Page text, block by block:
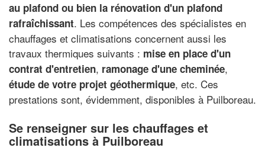
au plafond ou bien la rénovation d'un plafond
rafraîchissant. Les compétences des spécialistes en
chauffages et climatisations concernent aussi les
travaux thermiques suivants : mise en place d'un
contrat d'entretien, ramonage d'une cheminée,
étude de votre projet géothermique, etc. Ces
prestations sont, évidemment, disponibles à Puilboreau.
Se renseigner sur les chauffages et
climatisations à Puilboreau